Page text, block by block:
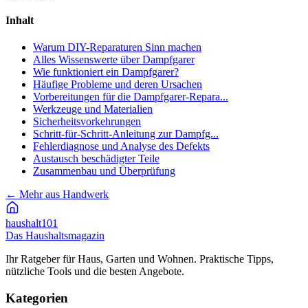
Inhalt
Warum DIY-Reparaturen Sinn machen
Alles Wissenswerte über Dampfgarer
Wie funktioniert ein Dampfgarer?
Häufige Probleme und deren Ursachen
Vorbereitungen für die Dampfgarer-Repara...
Werkzeuge und Materialien
Sicherheitsvorkehrungen
Schritt-für-Schritt-Anleitung zur Dampfg...
Fehlerdiagnose und Analyse des Defekts
Austausch beschädigter Teile
Zusammenbau und Überprüfung
← Mehr aus Handwerk
haushalt101
Das Haushaltsmagazin
Ihr Ratgeber für Haus, Garten und Wohnen. Praktische Tipps,
nützliche Tools und die besten Angebote.
Kategorien